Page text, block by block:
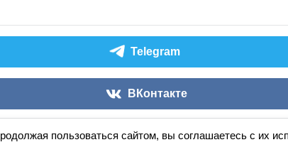
пользоваться сайтом, вы соглашаетесь с их
Telegram
ВКонтакте
Аудиокниги слушать онлайн книгавухе© 2026